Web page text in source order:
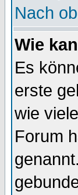
Nach
Wie
Es
erste
wie
Forum